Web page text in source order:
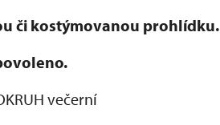
či kostýmovanou prohlídku.
večerní